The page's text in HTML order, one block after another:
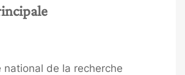
national de la recherche